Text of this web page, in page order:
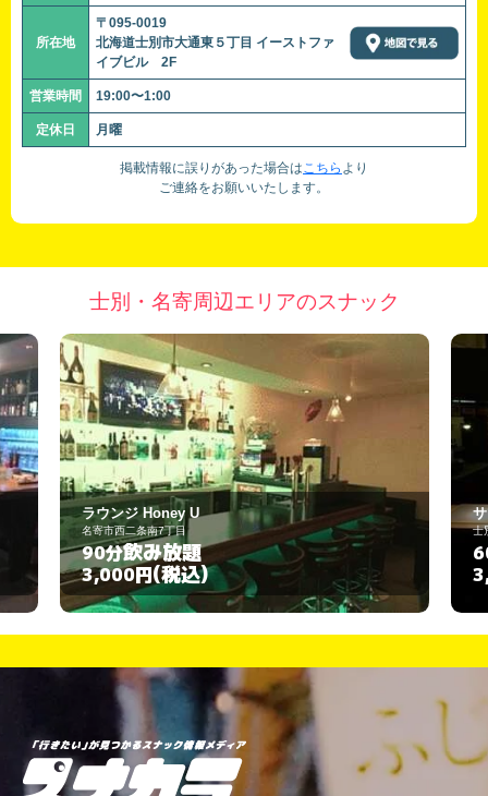
所在地
〒095-0019
北海道士別市大通東５丁目 イーストファ
イブビル 2F
営業時間 19:00〜1:00
定休日 月曜
掲載情報に誤りがあった場合はこちら より
ご連絡をお願いいたします。
士別・名寄周辺エリアのスナック
サンセット
士別市大通東五丁目
60分飲み放題
3,000円(税込)